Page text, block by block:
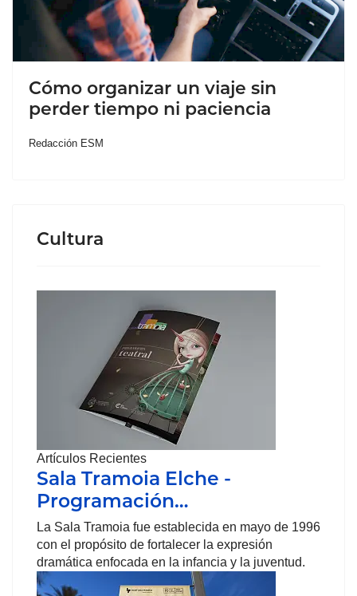
Cómo organizar un viaje sin
perder tiempo ni paciencia
Redacción ESM
Cultura
Artículos Recientes
Sala Tramoia Elche -
Programación…
La Sala Tramoia fue establecida en mayo de 1996
con el propósito de fortalecer la expresión
dramática enfocada en la infancia y la juventud.